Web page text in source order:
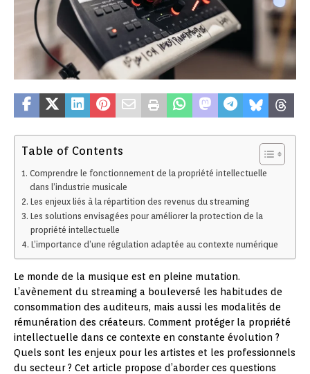
Table of Contents
Comprendre le fonctionnement de la propriété intellectuelle
dans l’industrie musicale
Les enjeux liés à la répartition des revenus du streaming
Les solutions envisagées pour améliorer la protection de la
propriété intellectuelle
L’importance d’une régulation adaptée au contexte numérique
Le monde de la musique est en pleine mutation.
L’avènement du streaming a bouleversé les habitudes de
consommation des auditeurs, mais aussi les modalités de
rémunération des créateurs. Comment protéger la propriété
intellectuelle dans ce contexte en constante évolution ?
Quels sont les enjeux pour les artistes et les professionnels
du secteur ? Cet article propose d’aborder ces questions